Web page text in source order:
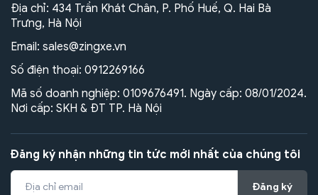
Địa chỉ: 434 Trần Khát Chân, P. Phố Huế, Q. Hai Bà
Trưng, Hà Nội
Email: sales@zingxe.vn
Số điện thoại: 0912269166
Mã số doanh nghiệp: 0109676491. Ngày cấp: 08/01/2024.
Nơi cấp: SKH & ĐT TP. Hà Nội
Đăng ký nhận những tin tức mới nhất của chúng tôi
Đăng ký